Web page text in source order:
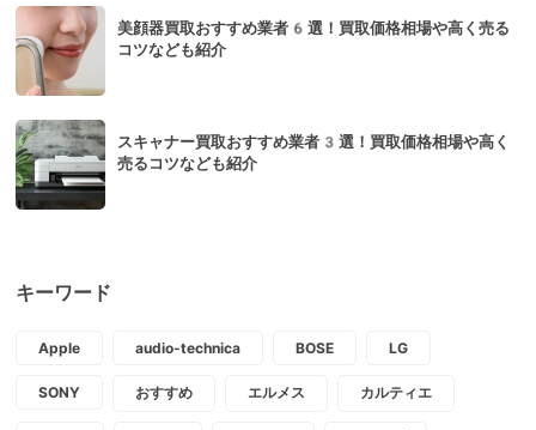
美顔器買取おすすめ業者6選！買取価格相場や高く売る
コツなども紹介
スキャナー買取おすすめ業者3選！買取価格相場や高く
売るコツなども紹介
キーワード
Apple audio-technica BOSE LG
SONY おすすめ エルメス カルティエ